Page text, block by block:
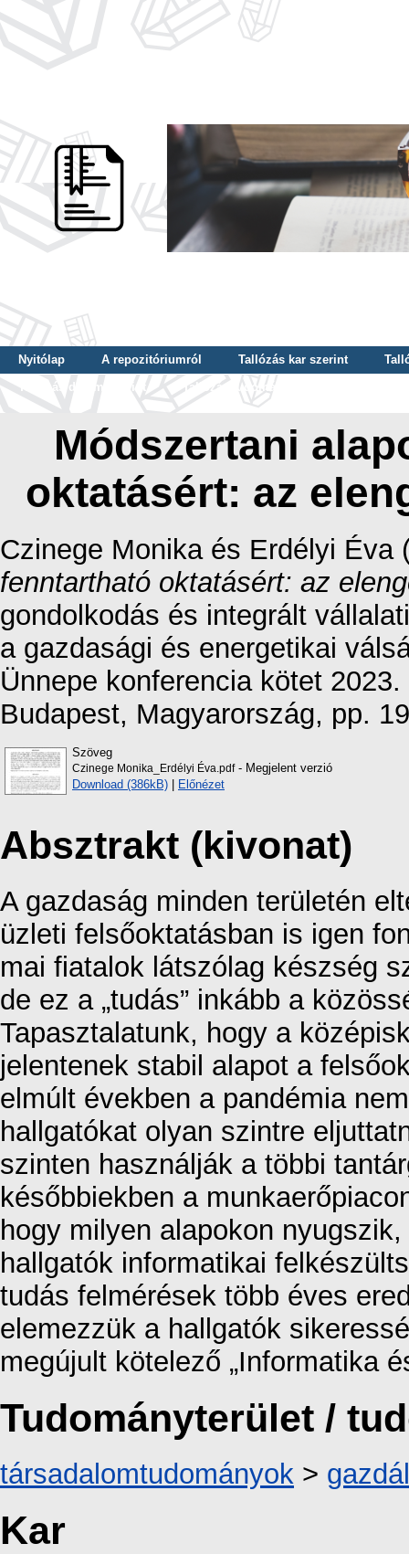
Nyitólap A repozitóriumról Tallózás kar szerint
Tallózás dátum szerint
Tallózás tudományterület szerint
Módszertani
oktatásért: az
Czinege Monikaés Erdélyi Éva
fenntartható oktatásért: az
gondolkodás és integrált
a gazdasági és energetikai
Ünnepe konferencia kötet
Budapest, Magyarország, pp.
Szöveg
Czinege Monika_Erdélyi Éva.pdf- Megjelent verzió
Download (386kB) | Előnézet
Absztrakt (kivonat)
A gazdaság minden területén
üzleti felsőoktatásban is igen
mai fiatalok látszólag készség
de ez a „tudás” inkább a
Tapasztalatunk, hogy a
jelentenek stabil alapot a
elmúlt években a pandémia
hallgatókat olyan szintre
szinten használják a többi
későbbiekben a
hogy milyen alapokon
hallgatók informatikai
tudás felmérések több éves
elemezzük a hallgatók
megújult kötelező „Informatika
Tudományterület /
társadalomtudományok >
Kar